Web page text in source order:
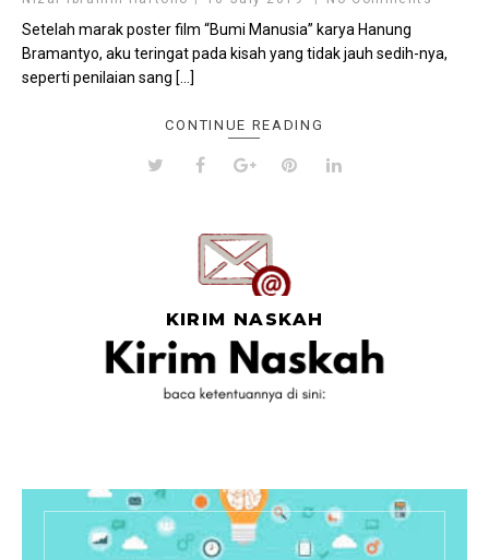
Setelah marak poster film “Bumi Manusia” karya Hanung
Bramantyo, aku teringat pada kisah yang tidak jauh sedih-nya,
seperti penilaian sang […]
CONTINUE READING
KIRIM NASKAH